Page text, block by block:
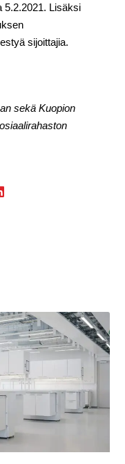
5.2.2021. Lisäksi
sijoittajia.
sekä Kuopion